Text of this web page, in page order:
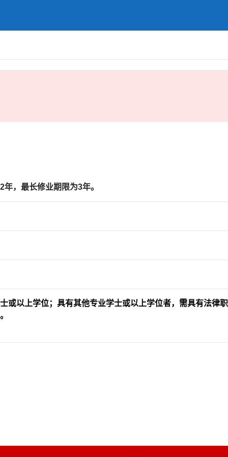
2年，最长修业期限为3年。
或以上学位；具有其他专业学士或以上学位者，需具有法律